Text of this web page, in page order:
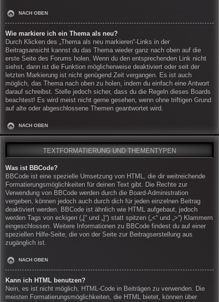
NACH OBEN
Wie markiere ich ein Thema als neu?
Durch Klicken des „Thema als neu markieren“-Links in der
Beitragsansicht kannst du das Thema wieder ganz nach oben auf die
erste Seite des Forums holen. Wenn du den entsprechenden Link nicht
siehst, dann ist die Funktion möglicherweise deaktiviert oder seit der
letzten Markierung ist nicht genügend Zeit vergangen. Es ist auch
möglich, das Thema nach oben zu holen, indem du einfach eine Antwort
darauf schreibst. Stelle jedoch sicher, dass du die Regeln dieses Boards
beachtest! Es wird meist nicht gerne gesehen, wenn ohne triftigen Grund
auf alte oder abgeschlossene Themen geantwortet wird.
NACH OBEN
TEXTFORMATIERUNG UND THEMENTYPEN
Was ist BBCode?
BBCode ist eine spezielle Umsetzung von HTML, die dir weitreichende
Formatierungsmöglichkeiten für deinen Text gibt. Die Rechte zur
Verwendung von BBCode werden durch die Board-Administration
vergeben, können jedoch auch durch dich für jeden einzelnen Beitrag
deaktiviert werden. BBCode ist ähnlich wie HTML aufgebaut, jedoch
werden Tags von eckigen („[“ und „]“) statt spitzen („<“ und „>“) Klammern
eingeschlossen. Weitere Informationen zu BBCode findest du auf einer
speziellen Hilfe-Seite, die von der Seite zur Beitragserstellung aus
zugänglich ist.
NACH OBEN
Kann ich HTML benutzen?
Nein, es ist nicht möglich, HTML-Code in Beiträgen zu verwenden. Die
meisten Formatierungsmöglichkeiten, die HTML bietet, können über